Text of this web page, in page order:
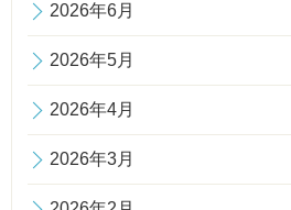
2026年6月
2026年5月
2026年4月
2026年3月